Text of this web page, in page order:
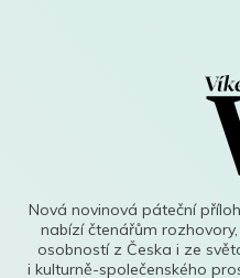
Nová novinová páteční
nabízí čtenářům
osobností z Česka i ze
i kulturně-společenského